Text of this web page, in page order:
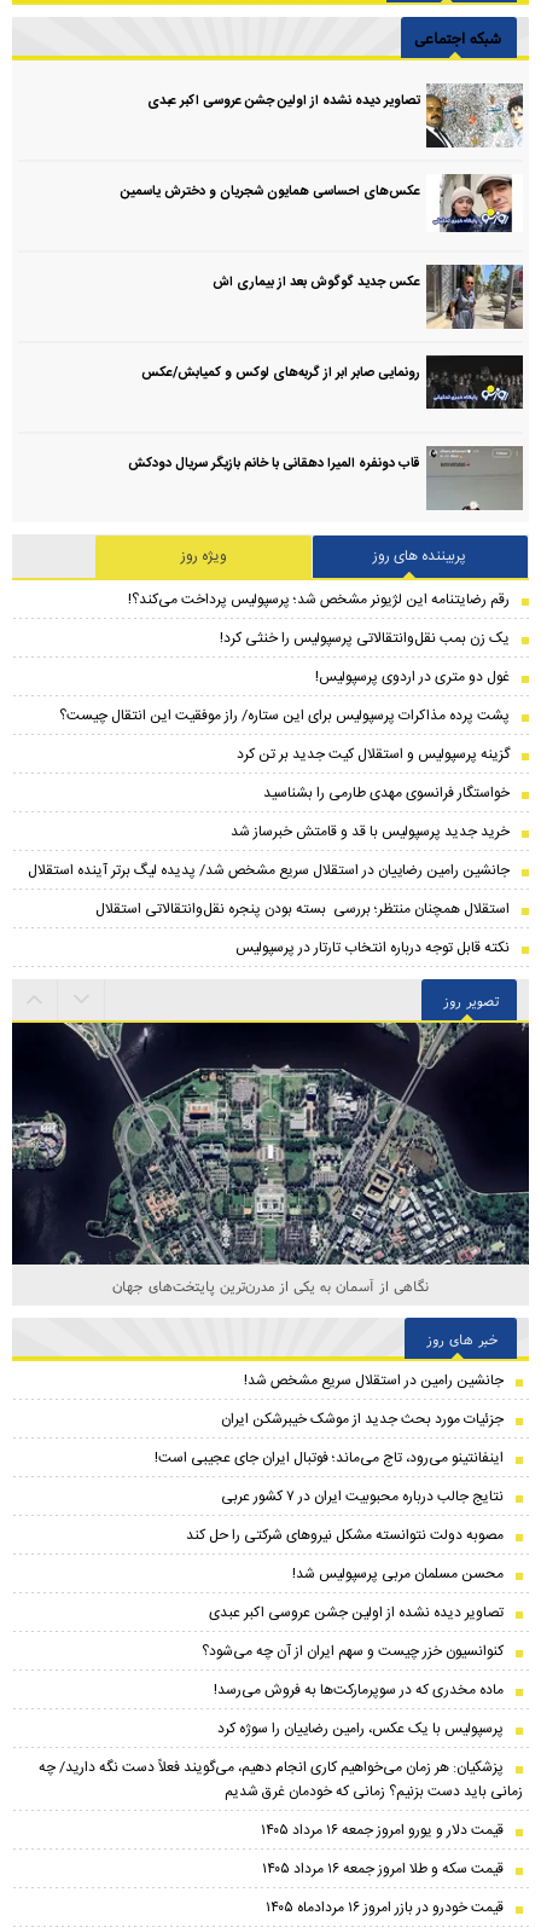
شبکه اجتماعی
تصاویر دیده نشده از اولین جشن عروسی اکبر عبدی
عکس‌های احساسی همایون شجریان و دخترش یاسمین
عکس جدید گوگوش بعد از بیماری اش
رونمایی صابر ابر از گربه‌های لوکس و کمیابش/عکس
قاب دونفره المیرا دهقانی با خانم بازیگر سریال دودکش
پربیننده های روز
ویژه روز
رقم رضایتنامه این لژیونر مشخص شد؛ پرسپولیس پرداخت می‌کند؟!
یک زن بمب نقل‌وانتقالاتی پرسپولیس را خنثی کرد!
غول دو متری در اردوی پرسپولیس!
پشت پرده مذاکرات پرسپولیس برای این ستاره/ راز موفقیت این انتقال چیست؟
گزینه پرسپولیس و استقلال کیت جدید بر تن کرد
خواستگار فرانسوی مهدی طارمی را بشناسید
خرید جدید پرسپولیس با قد و قامتش خبرساز شد
جانشین رامین رضاییان در استقلال سریع مشخص شد/ پدیده لیگ برتر آینده استقلال
استقلال همچنان منتظر؛ بررسی بسته بودن پنجره نقل‌وانتقالاتی استقلال
نکته قابل توجه درباره انتخاب تارتار در پرسپولیس
تصویر روز
نگاهی از آسمان به یکی از مدرن‌ترین پایتخت‌های جهان
خبر های روز
جانشین رامین در استقلال سریع مشخص شد!
جزئیات مورد بحث جدید از موشک خیبرشکن ایران
اینفانتینو می‌رود، تاج می‌ماند؛ فوتبال ایران جای عجیبی است!
نتایج جالب درباره محبوبیت ایران در ۷ کشور عربی
مصوبه دولت نتوانسته مشکل نیروهای شرکتی را حل کند
محسن مسلمان مربی پرسپولیس شد!
تصاویر دیده نشده از اولین جشن عروسی اکبر عبدی
کنوانسیون خزر چیست و سهم ایران از آن چه می‌شود؟
ماده مخدری که در سوپرمارکت‌ها به فروش می‌رسد!
پرسپولیس با یک عکس، رامین رضاییان را سوژه کرد
پزشکیان: هر زمان می‌خواهیم کاری انجام دهیم، می‌گویند فعلاً دست نگه دارید/ چه
زمانی باید دست بزنیم؟ زمانی که خودمان غرق شدیم
قیمت دلار و یورو امروز جمعه ۱۶ مرداد ۱۴۰۵
قیمت سکه و طلا امروز جمعه ۱۶ مرداد ۱۴۰۵
قیمت خودرو در بازر امروز ۱۶ مردادماه ۱۴۰۵